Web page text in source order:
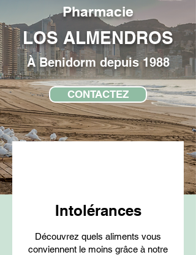
Pharmacie
LOS ALMENDROS
À Benidorm depuis 1988
CONTACTEZ
Intolérances
Découvrez quels aliments vous
conviennent le moins grâce à notre